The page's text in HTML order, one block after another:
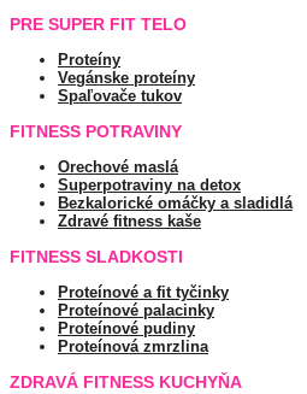
PRE SUPER FIT TELO
Proteíny
Vegánske proteíny
Spaľovače tukov
FITNESS POTRAVINY
Orechové maslá
Superpotraviny na detox
Bezkalorické omáčky a sladidlá
Zdravé fitness kaše
FITNESS SLADKOSTI
Proteínové a fit tyčinky
Proteínové palacinky
Proteínové pudiny
Proteínová zmrzlina
ZDRAVÁ FITNESS KUCHYŇA